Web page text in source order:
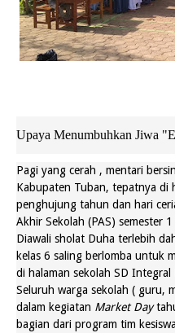
Upaya Menumbuhkan Jiwa
Pagi yang cerah , mentari
Kabupaten Tuban, tepatnya di
penghujung tahun dan hari
Akhir Sekolah (PAS) semester
Diawali sholat Duha terlebih
kelas 6 saling berlomba untuk
di halaman sekolah SD Integral
Seluruh warga sekolah ( guru,
dalam kegiatan Market Day
bagian dari program tim